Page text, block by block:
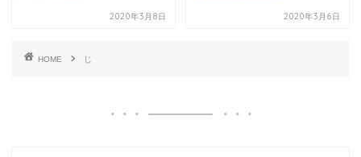
2020年3月8日 2020年3月6日
HOME じ